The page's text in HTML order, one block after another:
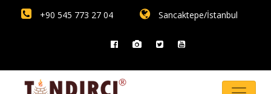
+90 545 773 27 04 Sancaktepe/İstanbul